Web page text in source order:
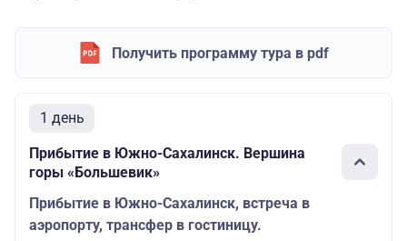
Получить программу тура в pdf
1 день
Прибытие в Южно-Сахалинск. Вершина
горы «Большевик»
Прибытие в Южно-Сахалинск, встреча в
аэропорту, трансфер в гостиницу.